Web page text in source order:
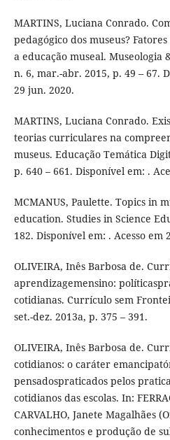
MARTINS, Luciana Conrado.
pedagógico dos museus?
a educação museal.
n. 6, mar.-abr. 2015, p. 49 – 67.
29 jun. 2020.
MARTINS, Luciana Conrado.
teorias curriculares na
museus. Educação Temática
p. 640 – 661. Disponível em: .
MCMANUS, Paulette. Topics in
education. Studies in Science
182. Disponível em: . Acesso em
OLIVEIRA, Inês Barbosa de.
aprendizagemensino:
cotidianas. Currículo sem
set.-dez. 2013a, p. 375 – 391.
OLIVEIRA, Inês Barbosa de.
cotidianos: o caráter
pensadospraticados pelos
cotidianos das escolas. In:
CARVALHO, Janete Magalhães
conhecimentos e produção de